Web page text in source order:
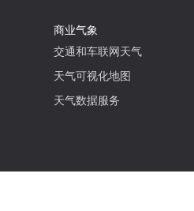
商业气象
交通和车联网天气
天气可视化地图
天气数据服务